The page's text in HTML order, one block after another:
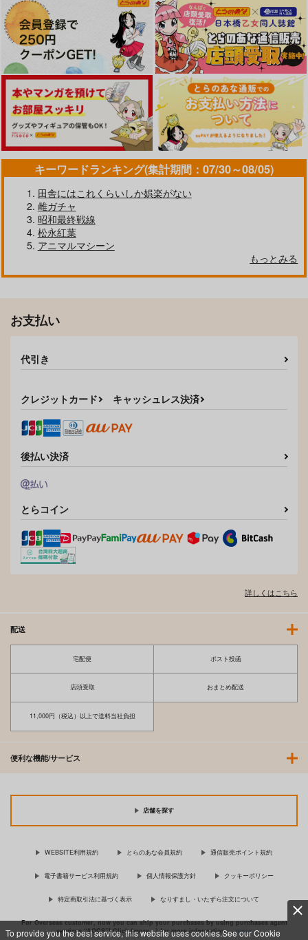
To provide you the best service, this website uses cookies.See our Cookie
キーワードランキング(集計期間：07/30～08/05)
田舎にはこれくらいしか娯楽がない
雌ガチャ
昭和最終戦線
松永紅葉
アニマルマシーン
もっとみる
お支払い
代引き
クレジットカード キャッシュレス決済
後払い決済
とらコイン
詳しくはこちら
配送
宅配便 ポスト投函
店頭受取 おまとめ配送
11,000円（税込）以上で送料当社負担
便利な機能/サービス
店舗を探す
WEBSITE利用規約 とらのあな会員規約 通信販売ポイント規約
電子書籍サービス利用規約 個人情報保護方針 クッキーポリシー
特定商取引法に基づく表示 なりすまし・いたずら注文について
For Overseas customer, now you can ship your purchases by using purchases agent
services “AOCS”! Click {more…} for more information …more